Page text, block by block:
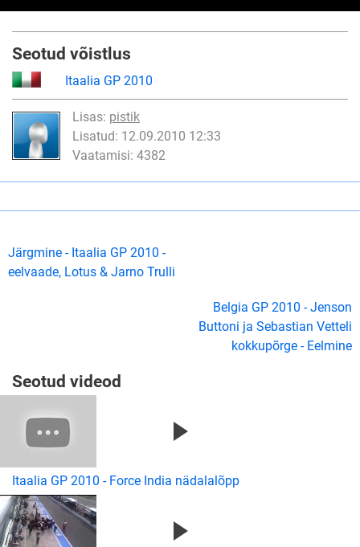
Seotud võistlus
Itaalia GP 2010
Lisas: pistik
Lisatud: 12.09.2010 12:33
Vaatamisi: 4382
Järgmine - Itaalia GP 2010 -
eelvaade, Lotus & Jarno Trulli
Belgia GP 2010 - Jenson
Buttoni ja Sebastian Vetteli
kokkupõrge - Eelmine
Seotud videod
Itaalia GP 2010 - Force India nädalalõpp